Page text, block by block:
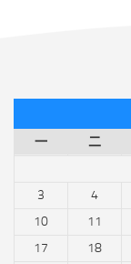
一
二
3
4
10
11
17
18